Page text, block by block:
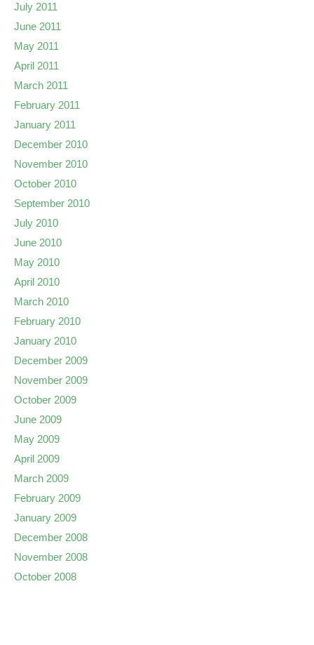
July 2011
June 2011
May 2011
April 2011
March 2011
February 2011
January 2011
December 2010
November 2010
October 2010
September 2010
July 2010
June 2010
May 2010
April 2010
March 2010
February 2010
January 2010
December 2009
November 2009
October 2009
June 2009
May 2009
April 2009
March 2009
February 2009
January 2009
December 2008
November 2008
October 2008